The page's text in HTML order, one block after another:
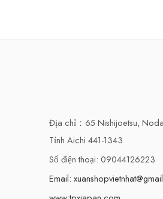
Địa chỉ：65 Nishijoetsu,
Tỉnh Aichi 441-1343
Số điện thoại: 09044126223
Email: